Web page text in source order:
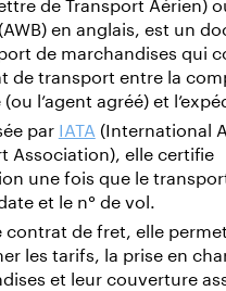
en anglais, est un
de marchandises qui
de transport entre la
l’agent agréé) et
par IATA (International
Association), elle certifie
une fois que le
et le n° de vol.
contrat de fret, elle
les tarifs, la prise en
et leur couverture